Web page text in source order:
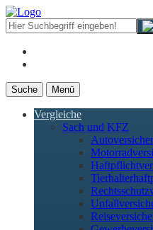
Suche Menü
Vergleiche
Sach und KFZ